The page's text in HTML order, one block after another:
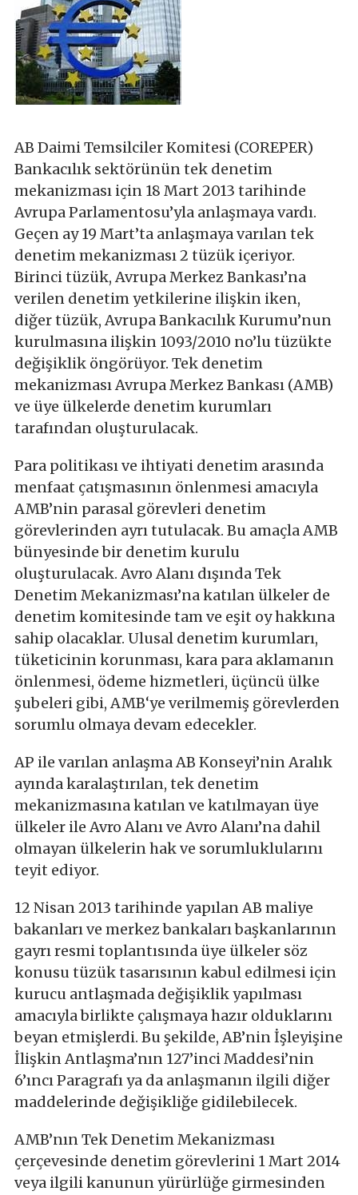
AB Daimi Temsilciler Komitesi (COREPER)
Bankacılık sektörünün tek denetim
mekanizması için 18 Mart 2013 tarihinde
Avrupa Parlamentosu’yla anlaşmaya vardı.
Geçen ay 19 Mart’ta anlaşmaya varılan tek
denetim mekanizması 2 tüzük içeriyor.
Birinci tüzük, Avrupa Merkez Bankası’na
verilen denetim yetkilerine ilişkin iken,
diğer tüzük, Avrupa Bankacılık Kurumu’nun
kurulmasına ilişkin 1093/2010 no’lu tüzükte
değişiklik öngörüyor. Tek denetim
mekanizması Avrupa Merkez Bankası (AMB)
ve üye ülkelerde denetim kurumları
tarafından oluşturulacak.
Para politikası ve ihtiyati denetim arasında
menfaat çatışmasının önlenmesi amacıyla
AMB’nin parasal görevleri denetim
görevlerinden ayrı tutulacak. Bu amaçla AMB
bünyesinde bir denetim kurulu
oluşturulacak. Avro Alanı dışında Tek
Denetim Mekanizması’na katılan ülkeler de
denetim komitesinde tam ve eşit oy hakkına
sahip olacaklar. Ulusal denetim kurumları,
tüketicinin korunması, kara para aklamanın
önlenmesi, ödeme hizmetleri, üçüncü ülke
şubeleri gibi, AMB‘ye verilmemiş görevlerden
sorumlu olmaya devam edecekler.
AP ile varılan anlaşma AB Konseyi’nin Aralık
ayında karalaştırılan, tek denetim
mekanizmasına katılan ve katılmayan üye
ülkeler ile Avro Alanı ve Avro Alanı’na dahil
olmayan ülkelerin hak ve sorumluklularını
teyit ediyor.
12 Nisan 2013 tarihinde yapılan AB maliye
bakanları ve merkez bankaları başkanlarının
gayrı resmi toplantısında üye ülkeler söz
konusu tüzük tasarısının kabul edilmesi için
kurucu antlaşmada değişiklik yapılması
amacıyla birlikte çalışmaya hazır olduklarını
beyan etmişlerdi. Bu şekilde, AB’nin İşleyişine
İlişkin Antlaşma’nın 127’inci Maddesi’nin
6’ıncı Paragrafı ya da anlaşmanın ilgili diğer
maddelerinde değişikliğe gidilebilecek.
AMB’nın Tek Denetim Mekanizması
çerçevesinde denetim görevlerini 1 Mart 2014
veya ilgili kanunun yürürlüğe girmesinden